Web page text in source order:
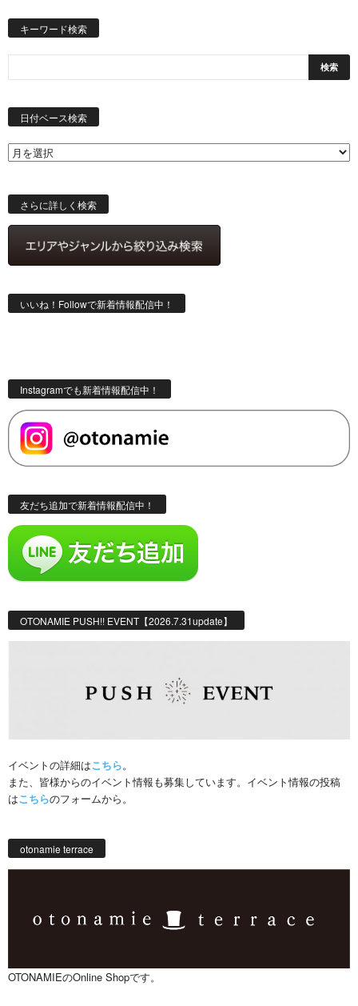
キーワード検索
日付ベース検索
さらに詳しく検索
いいね！Followで新着情報配信中！
Instagramでも新着情報配信中！
友だち追加で新着情報配信中！
OTONAMIE PUSH!! EVENT【2026.7.31update】
イベントの詳細はこちら。
また、皆様からのイベント情報も募集しています。イベント情報の投稿
はこちらのフォームから。
otonamie terrace
OTONAMIEのOnline Shopです。